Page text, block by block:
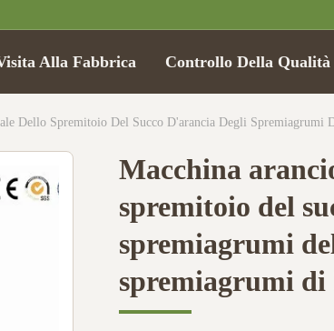
Alla Fabbrica Controllo Della Qualità
Dello Spremitoio Del Succo D'arancia Degli
Macchina
spremitoio del
spremiagrumi
spremiagrumi di